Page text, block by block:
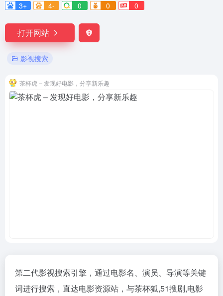
3+
4- 0 0 0
打开网站
影视搜索
茶杯虎 – 发现好电影，分享新乐趣
第二代影视搜索引擎，通过电影名、演员、导演等关键
词进行搜索，直达电影资源站，与茶杯狐,51搜剧,电影